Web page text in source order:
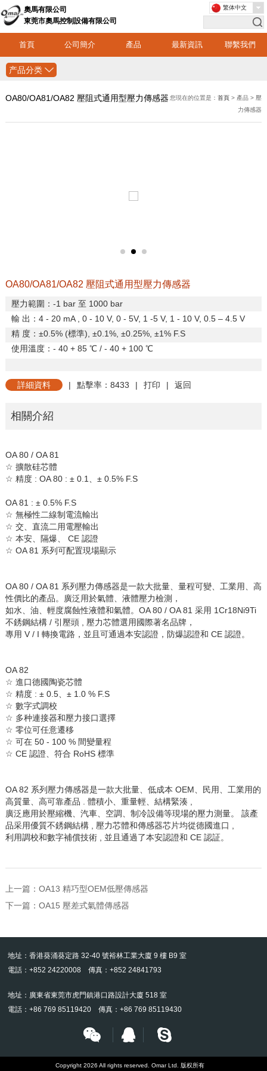
奧馬有限公司
東莞市奧馬控制設備有限公司
首頁 公司簡介 產品 最新資訊 聯繫我們
繁体中文
产品分类
OA80/OA81/OA82 壓阻式通用型壓力傳感器 您現在的位置是：首頁 > 產品 > 壓
力傳感器
OA80/OA81/OA82 壓阻式通用型壓力傳感器
壓力範圍： -1 bar 至 1000 bar
輸 出： 4 - 20 mA , 0 - 10 V, 0 - 5V, 1 -5 V, 1 - 10 V, 0.5 –4.5 V
精 度：±0.5% (標準), ±0.1%, ±0.25%, ±1% F.S
使用溫度： - 40 + 85 ℃/ - 40 + 100 ℃
詳細資料 | 點擊率：8433 | 打印 | 返回
相關介紹
OA 80 / OA 81
☆ 擴散硅芯體
☆ 精度: OA 80 : ±0.1 、±0.5% F.S
OA 81 : ± 0.5% F.S
☆ 無極性二線制電流輸出
☆ 交、直流二用電壓輸出
☆ 本安、隔爆、 CE 認證
☆ OA 81 系列可配置現場顯示
OA 80 / OA 81 系列壓力傳感器是一款大批量、量程可變、工業用、高
性價比的產品。廣泛用於氣體、液體壓力檢測，
如水、油、輕度腐蝕性液體和氣體。 OA 80 / OA 81 采用 1Cr18Ni9Ti
不銹鋼結構/ 引壓頭, 壓力芯體選用國際著名品牌，
專用 V / I 轉換電路，並且可通過本安認證，防爆認證和 CE 認證。
OA 82
☆ 進口德國陶瓷芯體
☆ 精度: ±0.5、±1.0 % F.S
☆ 數字式調校
☆ 多种連接器和壓力接口選擇
☆ 零位可任意遷移
☆ 可在50 - 100 % 間變量程
☆ CE 認證、符合 RoHS 標準
OA 82 系列壓力傳感器是一款大批量、低成本 OEM 、民用、工業用的
高質量、高可靠產品
體積小、重量輕、結構緊湊,
廣泛應用於壓縮機、汽車、空調、制冷設備等現場的壓力測量。
該產
品采用優質不銹鋼結構, 壓力芯體和傳感器芯片均從德國進口
利用調校和數字補償技術, 並且通過了本安認證和 CE 認証。
上一篇： OA13 精巧型OEM低壓傳感器
下一篇： OA15 壓差式氣體傳感器
地址：香港葵涌葵定路 32-40 號裕林工業大廈 9 樓 B9 室
電話：+852 24220008 傳真：+852 24841793
地址：廣東省東莞市虎門鎮港口路設計大廈 518 室
電話：+86 769 85119420 傳真：+86 769 85119430
Copyright 2026 All rights reserved. Omar Ltd. 版权所有